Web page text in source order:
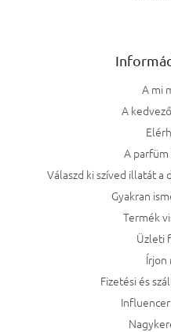
A mi
A
A
Válaszd ki szíved illatát a
Gyakran
Termék
Üzleti
Írjon
Fizetési és